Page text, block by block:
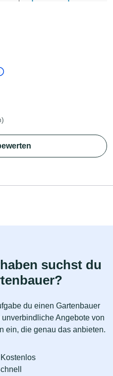
suchst du
du einen Gartenbauer
Angebote von
ein, die genau das anbieten.
Kostenlos